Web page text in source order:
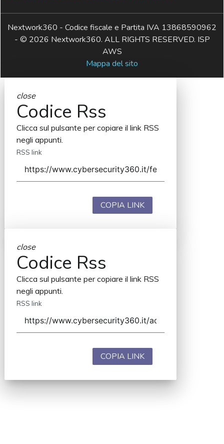
Nextwork360 - Codice fiscale e Partita IVA 13868590962
- © 2026 Nextwork360. ALL RIGHTS RESERVED. ISP
AWS
Mappa del sito
close
Codice Rss
Clicca sul pulsante per copiare il link RSS
negli appunti.
RSS link
COPIA LINK
close
Codice Rss
Clicca sul pulsante per copiare il link RSS
negli appunti.
RSS link
COPIA LINK